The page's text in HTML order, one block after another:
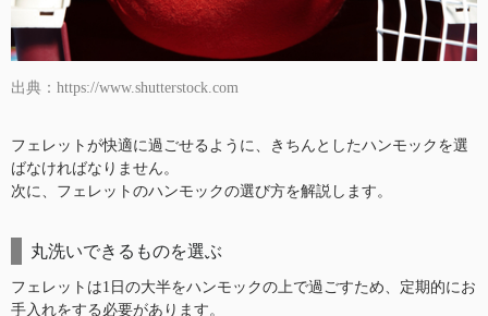
出典：https://www.shutterstock.com
フェレットが快適に過ごせるように、きちんとしたハンモックを選
ばなければなりません。
次に、フェレットのハンモックの選び方を解説します。
丸洗いできるものを選ぶ
フェレットは1日の大半をハンモックの上で過ごすため、定期的にお
手入れをする必要があります。